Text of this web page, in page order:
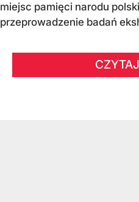
miejsc pamięci narodu
przeprowadzenie badań